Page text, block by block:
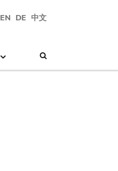
EN DE 中文